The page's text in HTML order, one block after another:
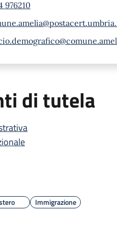
976210
di tutela
Immigrazione